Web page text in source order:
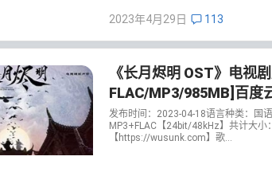
2023年4月29日 113
《长月烬明 OST》电视
FLAC/MP3/985MB]百度
发布时间：2023-04-18语言种类：国
MP3+FLAC【24bit/48kHz】共计大
【https://wusunk.com】歌...